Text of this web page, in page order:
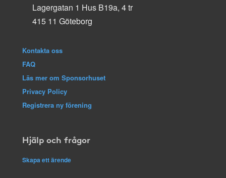
Lagergatan 1 Hus B19a, 4 tr
415 11 Göteborg
Kontakta oss
FAQ
Läs mer om Sponsorhuset
Privacy Policy
Registrera ny förening
Hjälp och frågor
Skapa ett ärende